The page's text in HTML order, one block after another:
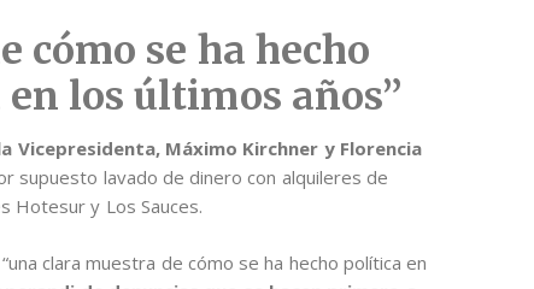
cómo se ha hecho
los últimos años”
Vicepresidenta, Máximo Kirchner y Florencia
supuesto lavado de dinero con alquileres de
Hotesur y Los Sauces.
clara muestra de cómo se ha hecho política en